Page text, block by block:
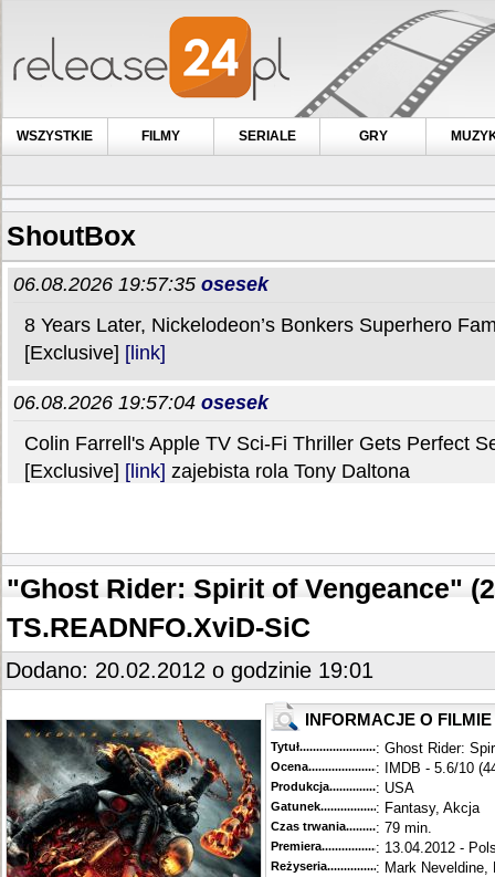
WSZYSTKIE FILMY SERIALE GRY
ShoutBox
"Ghost Rider: Spirit of Vengeance"
TS.READNFO.XviD-SiC
Dodano: 20.02.2012 o godzinie 19:01
INFORMACJE O FILMIE
Tytuł............................................
: Ghost Rider:
Ocena.............................................
: IMDB - 5.6/10
Produkcja.........................................
: USA
Gatunek...........................................
: Fantasy, Akcja
Czas trwania......................................
: 79 min.
Premiera..........................................
: 13.04.2012 -
Reżyseria........................................
: Mark Neveldine,